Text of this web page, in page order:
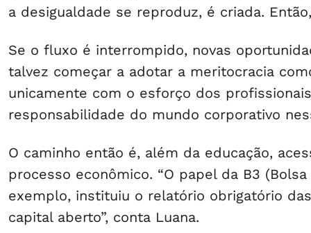
a desigualdade se reproduz, é criada.
Se o fluxo é interrompido, novas
talvez começar a adotar a meritocracia
unicamente com o esforço dos
responsabilidade do mundo corporativo
O caminho então é, além da educação,
processo econômico. “O papel da B3
exemplo, instituiu o relatório obrigatório
capital aberto”, conta Luana.